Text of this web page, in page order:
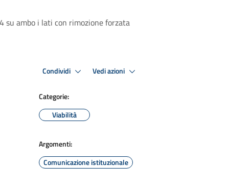
su ambo i lati con rimozione forzata
Condividi Vedi azioni
Categorie:
Viabilità
Argomenti:
Comunicazione istituzionale